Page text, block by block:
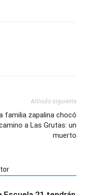
Artículo siguiente
familia zapalina chocó
a Las Grutas: un
muerto